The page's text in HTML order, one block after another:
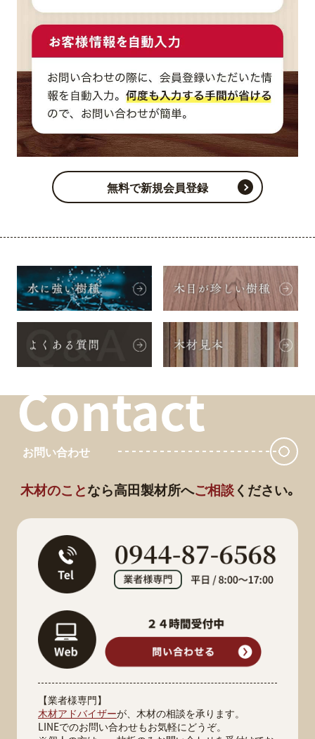
無料で新規会員登録
Contact
お問い合わせ
木材のことなら高田製材所へご相談ください｡
【業者様専門】
木材アドバイザーが、木材の相談を承ります。
LINEでのお問い合わせもお気軽にどうぞ。